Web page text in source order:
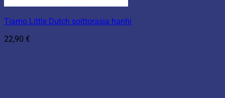
Tiamo Little Dutch soittorasia hanhi
22,90 €